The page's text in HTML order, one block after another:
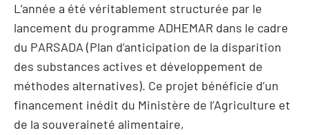
L’année a été véritablement structurée par le
lancement du programme ADHEMAR dans le cadre
du PARSADA (Plan d’anticipation de la disparition
des substances actives et développement de
méthodes alternatives). Ce projet bénéficie d’un
financement inédit du Ministère de l’Agriculture et
de la souveraineté alimentaire,